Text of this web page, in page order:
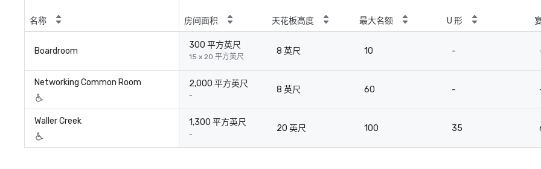
名称 房间面积 天花板高度 最大名额 U 形
Boardroom
300 平方英尺
15 x 20 平方英尺
8 英尺 10 -
Networking Common Room 2,000 平方英尺
-
8 英尺 60 -
Waller Creek 1,300 平方英尺
-
20 英尺 100 35